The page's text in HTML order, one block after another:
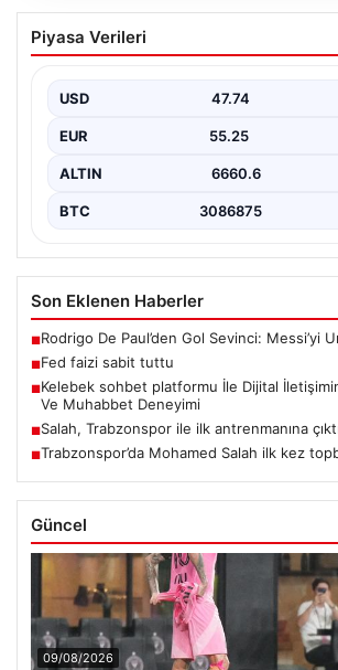
Fed faizi sabit tuttu
Piyasa Verileri
USD 47.74
EUR 55.25
ALTIN 6660.6
BTC 3086875
Son Eklenen Haberler
■Rodrigo De Paul’den Gol Sevinci: Messi’yi
■Fed faizi sabit tuttu
■Kelebek sohbet platformu İle Dijital
Ve Muhabbet Deneyimi
■Salah, Trabzonspor ile ilk antrenmanına çıktı
■Trabzonspor’da Mohamed Salah ilk kez
Güncel
09/08/2026